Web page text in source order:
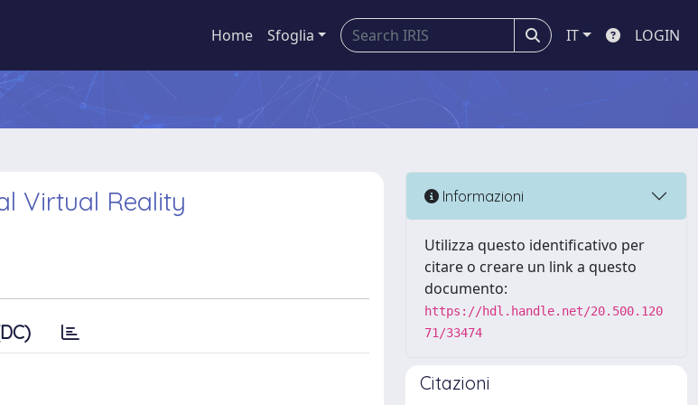
Home Sfoglia IT LOGIN
Virtual Reality Informazioni
Utilizza questo identificativo per
citare o creare un link a questo
documento:
https://hdl.handle.net/20.500.120
71/33474
Citazioni